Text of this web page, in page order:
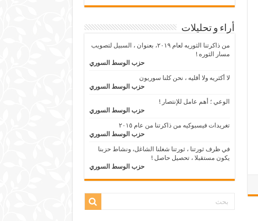
أراء و تحليلات
من ذاكرتنا الثوريه لعام ٢٠١٩، بعنوان ، السبيل لتصويب
مسار الثوره !
حزب الوسط السوري
لا أكثريه ولا أقليه ، نحن كلنا سوريون
حزب الوسط السوري
الوعي ؛ أهم عامل للإنتصار !
حزب الوسط السوري
تغريدات فيسبوكيه من ذاكرتنا من عام ٢٠١٥
حزب الوسط السوري
في ظرف ثورتنا ، ثورتنا شغلنا الشاغل، ونشاط حزبنا
يكون مستقبلا ، تحصيل حاصل !
حزب الوسط السوري